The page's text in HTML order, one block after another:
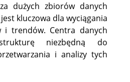
dużych zbiorów danych
kluczowa dla wyciągania
i trendów. Centra danych
niezbędną do
i analizy tych